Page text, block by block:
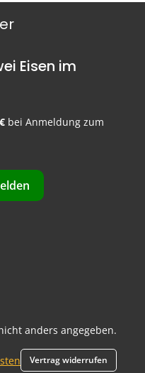
Eisen im
bei Anmeldung zum
anders angegeben.
Vertrag widerrufen